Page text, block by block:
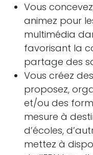
Vous
animez pour
multimédia
favorisant la
partage des
Vous créez
proposez,
et/ou des
mesure à
d’écoles,
mettez à